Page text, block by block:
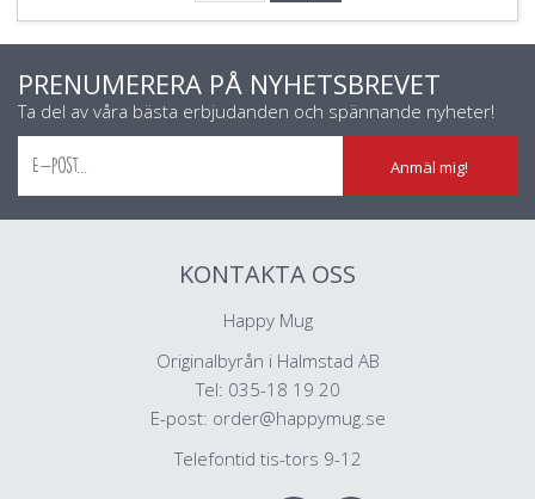
PRENUMERERA PÅ NYHETSBREVET
Ta del av våra bästa erbjudanden och spännande nyheter!
Anmäl mig!
KONTAKTA OSS
Happy Mug
Originalbyrån i Halmstad AB
Tel: 035-18 19 20
E-post: order@happymug.se
Telefontid tis-tors 9-12